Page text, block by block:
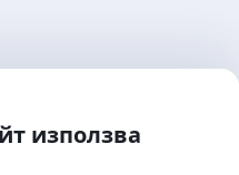
използва